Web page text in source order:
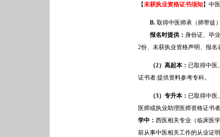
【未获执业资格证书须知】中
B. 取得中医师承（师带徒
报名时提供： 身份证、毕
2份、未获执业资格声明、报名
（2）高起本： 已取得中医
证书者:提供资料参考专科。
（3）专升本： 已取得中医
医师或执业助理医师资格证书
学中： 西医相关专业（临床医
前从事中医相关工作的从业证